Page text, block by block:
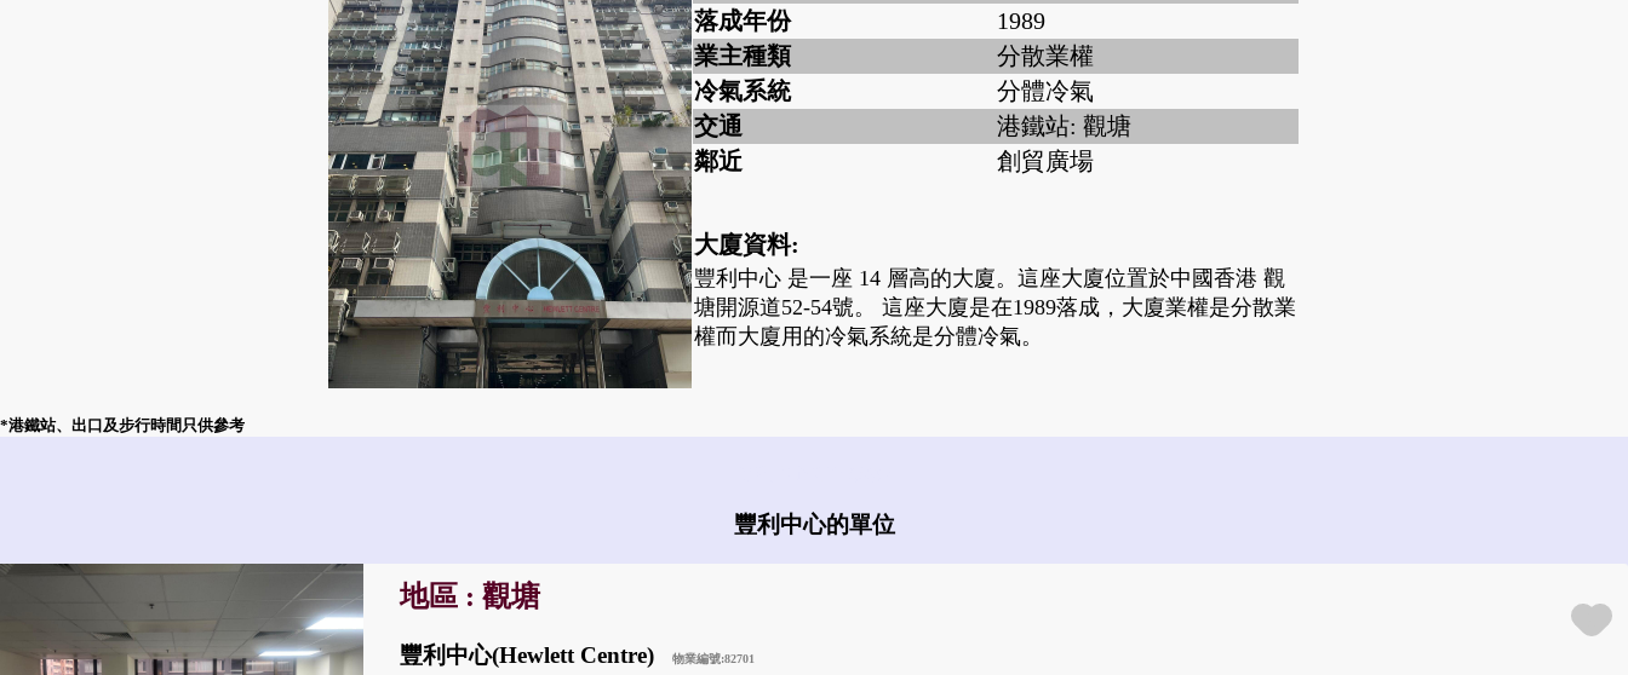
落成年份
1989
業主種類
分散業權
冷氣系統
分體冷氣
交通
港鐵站: 觀塘
鄰近
創貿廣場
大廈資料:
豐利中心 是一座 14 層高的大廈。這座大廈位置於中國香港 觀
塘開源道52-54號。 這座大廈是在1989落成，大廈業權是分散業
權而大廈用的冷氣系統是分體冷氣。
*港鐵站、出口及步行時間只供參考
豐利中心的單位
地區 : 觀塘
豐利中心(Hewlett Centre) 物業編號:82701